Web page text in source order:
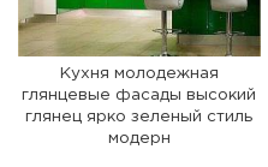
Кухня молодежная
глянцевые фасады высокий
глянец ярко зеленый стиль
модерн